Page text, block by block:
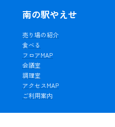
南の駅やえせ
売り場の紹介
食べる
フロアMAP
会議室
調理室
アクセスMAP
ご利用案内